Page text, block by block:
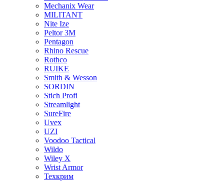
Mechanix Wear
MILITANT
Nite Ize
Peltor 3M
Pentagon
Rhino Rescue
Rothco
RUIKE
Smith & Wesson
SORDIN
Stich Profi
Streamlight
SureFire
Uvex
UZI
Voodoo Tactical
Wildo
Wiley X
Wrist Armor
Техкрим